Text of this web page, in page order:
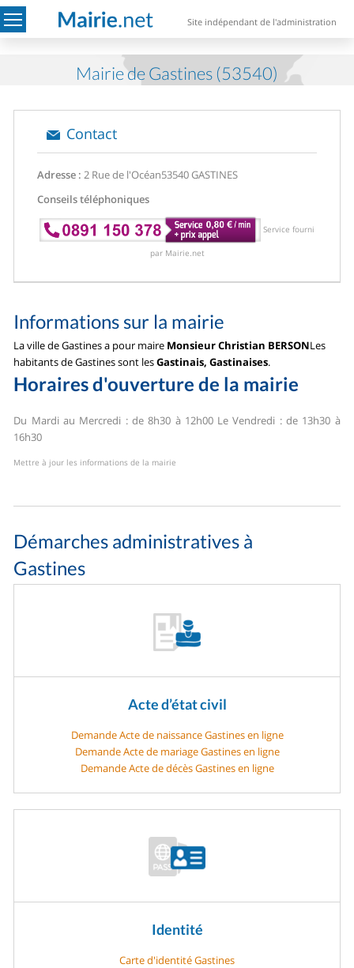
Site indépendant de l'administration
Mairie de Gastines (53540)
Contact
Adresse : 2 Rue de l'Océan53540 GASTINES
Conseils téléphoniques
Service fourni
par Mairie.net
Informations sur la mairie
La ville de Gastines a pour maire Monsieur Christian BERSONLes
habitants de Gastines sont lesGastinais, Gastinaises.
Horaires d'ouverture de la mairie
Du Mardi au Mercredi : de 8h30 à 12h00Le Vendredi : de 13h30 à
16h30
Mettre à jour les informations de la mairie
Démarches administratives à
Gastines
Acte d’état civil
Demande Acte de naissance Gastines en ligne
Demande Acte de mariage Gastines en ligne
Demande Acte de décès Gastines en ligne
Identité
Carte d'identité Gastines